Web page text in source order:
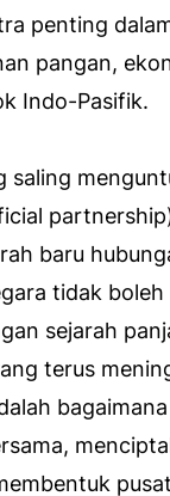
penting
pangan,
Indo-Pasifik.
saling
baru
tidak boleh
sejarah
terus